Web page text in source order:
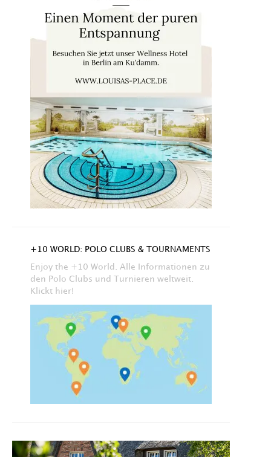
+10 WORLD: POLO CLUBS & TOURNAMENTS
Enjoy the +10 World. Alle Informationen zu
den Polo Clubs und Turnieren weltweit.
Klickt hier!